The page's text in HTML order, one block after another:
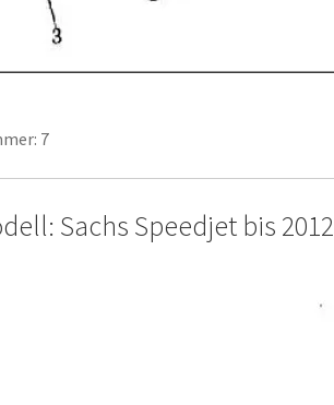
7
Sachs Speedjet bis 2012